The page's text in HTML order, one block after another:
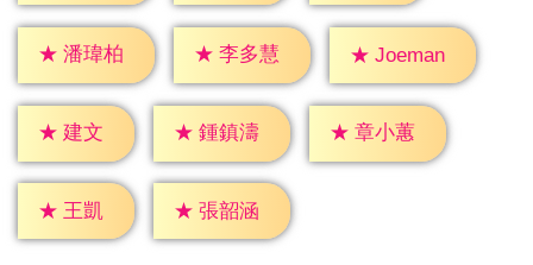
★ 潘瑋柏 ★ 李多慧 ★ Joeman
★ 建文 ★ 鍾鎮濤 ★ 章小蕙
★ 王凱 ★ 張韶涵